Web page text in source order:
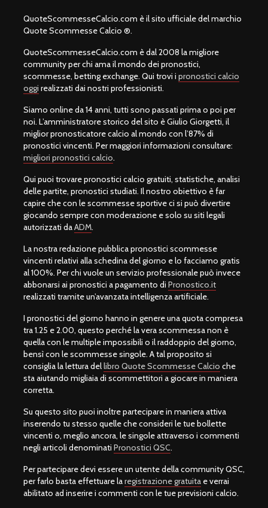
QuoteScommesseCalcio.com è il sito ufficiale del marchio
Quote Scommesse Calcio ®.
QuoteScommesseCalcio.com è dal 2008 la migliore
community per chi ama il mondo dei pronostici,
scommesse, betting exchange. Qui trovi i pronostici calcio
oggi realizzati dai nostri professionisti.
Siamo online da 14 anni, tutti sono passati prima o poi per
noi. L’amministratore storico del sito è Giulio Giorgetti, il
miglior pronosticatore calcio al mondo con l’87% di
pronostici vincenti. Per maggiori informazioni consultare:
migliori pronostici calcio.
Qui puoi trovare pronostici calcio gratuiti, statistiche, analisi
delle partite, pronostici studiati. Il nostro obiettivo è far
capire che con le scommesse sportive ci si può divertire
giocando sempre con moderazione e solo su siti legali
autorizzati daADM.
La nostra redazione pubblica pronostici scommesse
vincenti relativi alla schedina del giorno e lo facciamo gratis
al 100%. Per chi vuole un servizio professionale può invece
abbonarsi ai pronostici a pagamento di Pronostico.it
realizzati tramite un’avanzata intelligenza artificiale.
I pronostici del giorno hanno in genere una quota compresa
tra 1.25 e 2.00, questo perché la vera scommessa non è
quella con le multiple impossibili o il raddoppio del giorno,
bensì con le scommesse singole. A tal proposito si
consiglia la lettura dellibro Quote Scommesse Calcio che
sta aiutando migliaia di scommettitori a giocare in maniera
corretta.
Su questo sito puoi inoltre partecipare in maniera attiva
inserendo tu stesso quelle che consideri le tue bollette
vincenti o, meglio ancora, le singole attraverso i commenti
negli articoli denominati Pronostici QSC.
Per partecipare devi essere un utente della community QSC,
per farlo basta effettuare laregistrazione gratuita e verrai
abilitato ad inserire i commenti con le tue previsioni calcio.